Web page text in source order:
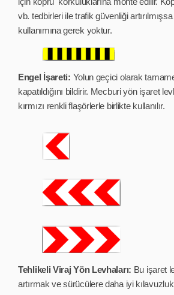
vb. tedbirleri ile trafik güvenliği
kullanımına gerek yoktur.
Engel İşareti: Yolun geçici olarak
kapatıldığını bildirir. Mecburi yön işaret
kırmızı renkli flaşörlerle birlikte kullanılır.
Tehlikeli Viraj Yön Levhaları: Bu işaret
artırmak ve sürücülere daha iyi